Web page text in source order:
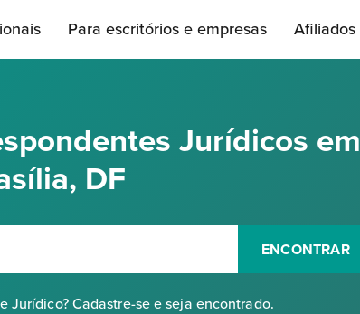
Para escritórios e empresas Afiliados
Jurídicos em
DF
ENCONTRAR
Jurídico? Cadastre-se e seja encontrado.